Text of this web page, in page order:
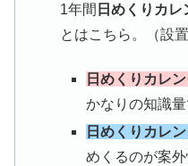
1年間 日めくりカレ
とはこちら。（設
日めくりカレ
かなりの知識量
日めくりカレ
めくるのが案